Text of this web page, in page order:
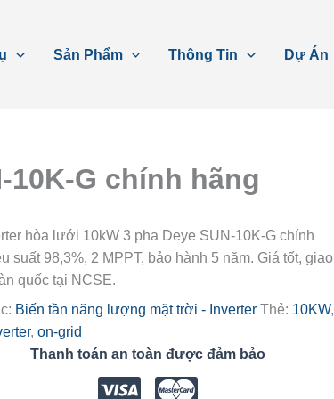
Sản Phẩm Thông Tin Dự Án
10K-G chính hãng
hòa lưới 10kW 3 pha Deye SUN-10K-G chính
suất 98,3%, 2 MPPT, bảo hành 5 năm. Giá tốt, giao
quốc tại NCSE.
Biến tần năng lượng mặt trời - Inverter Thẻ: 10KW,
, on-grid
Thanh toán an toàn được đảm bảo